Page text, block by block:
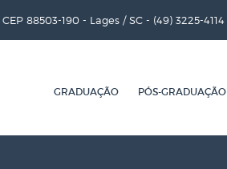
88503-190 - Lages / SC - (49) 3225-4114
GRADUAÇÃO PÓS-GRADUAÇÃO